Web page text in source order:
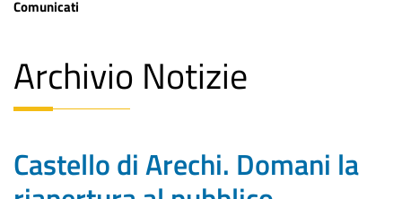
Comunicati
Archivio Notizie
Castello di Arechi. Domani la